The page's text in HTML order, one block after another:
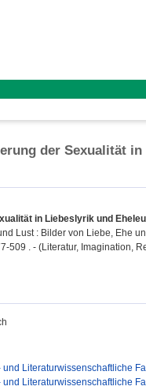
der Sexualität
in Liebeslyrik und
Lust : Bilder von Liebe, Ehe
509 . - (Literatur, Imagination,
und Literaturwissenschaftliche
und Literaturwissenschaftliche